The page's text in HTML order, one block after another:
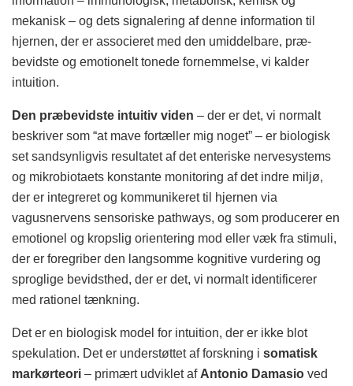
mekanisk – og dets signalering af denne information til
hjernen, der er associeret med den umiddelbare, præ-
bevidste og emotionelt tonede fornemmelse, vi kalder
intuition.
Den præbevidste intuitiv viden – der er det, vi normalt
beskriver som “at mave fortæller mig noget” – er biologisk
set sandsynligvis resultatet af det enteriske nervesystems
og mikrobiotaets konstante monitoring af det indre miljø,
der er integreret og kommunikeret til hjernen via
vagusnervens sensoriske pathways, og som producerer en
emotionel og kropslig orientering mod eller væk fra stimuli,
der er foregriber den langsomme kognitive vurdering og
sproglige bevidsthed, der er det, vi normalt identificerer
med rationel tænkning.
Det er en biologisk model for intuition, der er ikke blot
spekulation. Det er understøttet af forskning i somatisk
markørteori – primært udviklet af Antonio Damasio ved